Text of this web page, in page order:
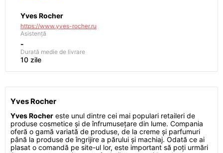
Yves Rocher
https://www.yves-rocher.ru
Asistență
-
Durată medie de livrare
10 zile
Yves Rocher
Yves Rocher este unul dintre cei mai populari retaileri de
produse cosmetice și de înfrumusețare din lume. Compania
oferă o gamă variată de produse, de la creme și parfumuri
până la produse de îngrijire a părului și machiaj. Odată ce ai
plasat o comandă pe site-ul lor, este important să poți urmări